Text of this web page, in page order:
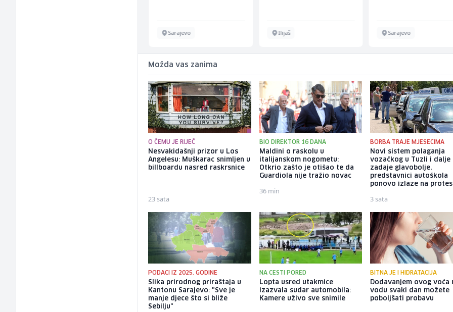
Sarajevo Ilijaš Sarajevo
Možda vas zanima
O ČEMU JE RIJEČ
Nesvakidašnji prizor u Los
Angelesu: Muškarac snimljen u
billboardu nasred raskrsnice
23 sata
BIO DIREKTOR 16 DANA
Maldini o raskolu u
italijanskom nogometu:
Otkrio zašto je otišao te da
Guardiola nije tražio novac
36 min
BORBA TRAJE MJESECIMA
Novi sistem polaganja
vozačkog u Tuzli i dalje
zadaje glavobolje,
predstavnici autoškola
ponovo izlaze na
3 sata
PODACI IZ 2025. GODINE
Slika prirodnog priraštaja u
Kantonu Sarajevo: "Sve je
manje djece što si bliže
Sebilju"
NA CESTI PORED
Lopta usred utakmice
izazvala sudar automobila:
Kamere uživo sve snimile
BITNA JE I HIDRATACIJA
Dodavanjem ovog voća
vodu svaki dan možete
poboljšati probavu